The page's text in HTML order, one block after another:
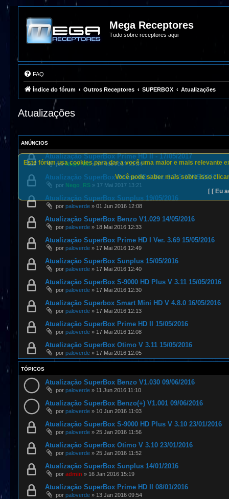
Mega Receptores
Tudo sobre receptores aqui
FAQ
Índice do fórum Outros Receptores SUPERBOX Atualizações
Atualizações
ANÚNCIOS
Atualização SuperBox Prime HD II - 17/05/2017
porNego_RS»17 Mai 2017 13:34
Atualização SuperBox Prime HD I Ver. 3.7.3 17/05/2017
por Nego_RS » 17 Mai 2017 13:21
Atualização SuperBox Sunplus 19/05/2016
por paloverde » 01 Jun 2016 12:08
Atualização SuperBox Benzo V1.029 14/05/2016
por paloverde » 18 Mai 2016 12:33
Atualização SuperBox Prime HD I Ver. 3.69 15/05/2016
por paloverde » 17 Mai 2016 12:49
Atualização SuperBox Sunplus 15/05/2016
por paloverde » 17 Mai 2016 12:40
Atualização SuperBox S-9000 HD Plus V 3.11 15/05/2016
por paloverde » 17 Mai 2016 12:30
Atualização Superbox Smart Mini HD V 4.8.0 16/05/2016
por paloverde » 17 Mai 2016 12:13
Atualização SuperBox Prime HD II 15/05/2016
por paloverde » 17 Mai 2016 12:08
Atualização SuperBox Otimo V 3.11 15/05/2016
por paloverde » 17 Mai 2016 12:05
TÓPICOS
Atualização SuperBox Benzo V1.030 09/06/2016
por paloverde » 11 Jun 2016 11:10
Atualização SuperBox Benzo(+) V1.001 09/06/2016
por paloverde » 10 Jun 2016 11:03
Atualização SuperBox S-9000 HD Plus V 3.10 23/01/2016
por paloverde » 25 Jan 2016 11:56
Atualização SuperBox Otimo V 3.10 23/01/2016
por paloverde » 25 Jan 2016 11:52
Atualização SuperBox Sunplus 14/01/2016
por admin » 16 Jan 2016 15:19
Atualização SuperBox Prime HD II 08/01/2016
por paloverde » 13 Jan 2016 09:54
Este fórum usa cookies para dar a você uma maior e mais relevante
Você pode saber mais sobre isso
[ [ Eu